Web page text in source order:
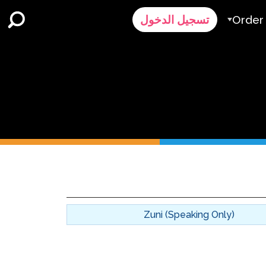
Order تسجيل الدخول
Zuni (Speaking Only)